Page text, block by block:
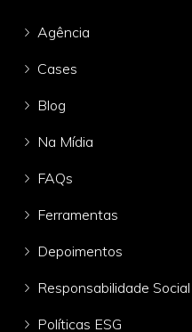
Agência
Cases
Blog
Na Mídia
FAQs
Ferramentas
Depoimentos
Responsabilidade Social
Políticas ESG